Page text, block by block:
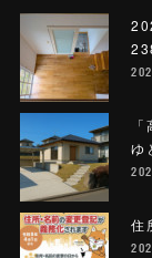
ゆ
住